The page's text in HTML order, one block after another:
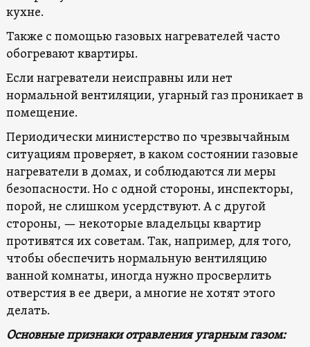
кухне.
Также с помощью газовых нагревателей часто
обогревают квартиры.
Если нагреватели неисправны или нет
нормальной вентиляции, угарный газ проникает в
помещение.
Периодически министерство по чрезвычайным
ситуациям проверяет, в каком состоянии газовые
нагреватели в домах, и соблюдаются ли меры
безопасности. Но с одной стороны, инспекторы,
порой, не слишком усердствуют. А с другой
стороны, — некоторые владельцы квартир
противятся их советам. Так, например, для того,
чтобы обеспечить нормальную вентиляцию
ванной комнаты, иногда нужно просверлить
отверстия в ее двери, а многие не хотят этого
делать.
Основные признаки отравления угарным газом: